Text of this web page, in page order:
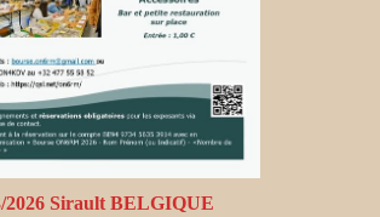
2026 Sirault BELGIQUE